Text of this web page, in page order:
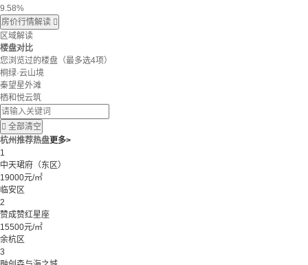
9.58%
房价行情解读 
区域解读
楼盘对比
您浏览过的楼盘 （最多选4项）
桐绿·云山境
秦望星外滩
栖和悦云筑
 全部清空
杭州推荐热盘更多>
1
中天珺府（东区）
19000元/㎡
临安区
2
赞成赞红星座
15500元/㎡
余杭区
3